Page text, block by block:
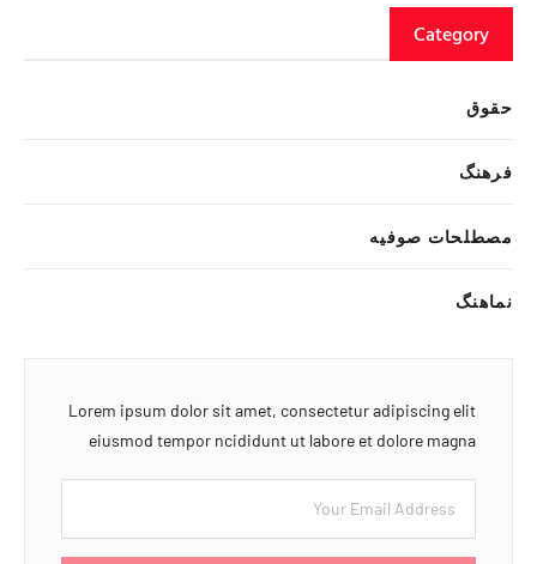
Category
حقوق
فرهنگ
مصطلحات صوفیه
نماهنگ
Lorem ipsum dolor sit amet, consectetur adipiscing elit
eiusmod tempor ncididunt ut labore et dolore magna